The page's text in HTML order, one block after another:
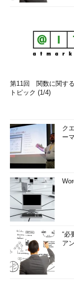
第11回 関数に関す
トピック (1/4)
ク
ー
“必
ア